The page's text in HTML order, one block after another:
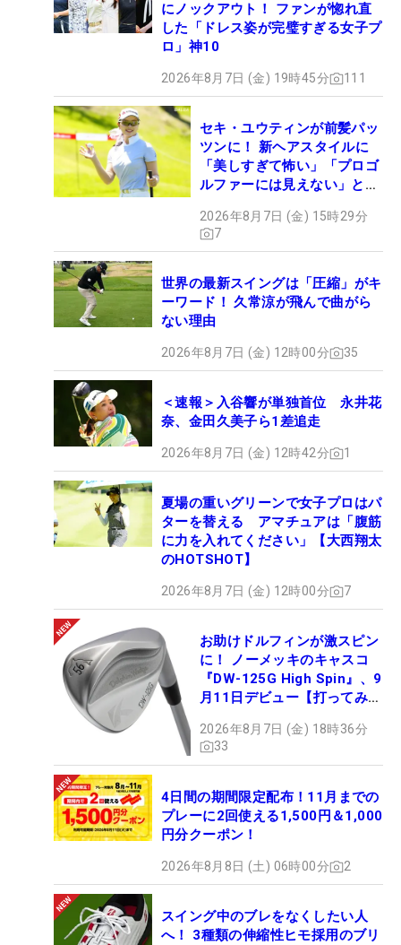
にノックアウト！ ファンが惚れ直
した「ドレス姿が完璧すぎる女子プ
ロ」神10
2026年8月7日 (金) 19時45分 111
セキ・ユウティンが前髪パッ
ツンに！ 新ヘアスタイルに
「美しすぎて怖い」「プロゴ
ルファーには見えない」とコ
2026年8月7日 (金) 15時29分
7
世界の最新スイングは「圧縮」がキ
ーワード！ 久常涼が飛んで曲がら
ない理由
2026年8月7日 (金) 12時00分 35
＜速報＞入谷響が単独首位 永井花
奈、金田久美子ら1差追走
2026年8月7日 (金) 12時42分 1
夏場の重いグリーンで女子プロはパ
ターを替える アマチュアは「腹筋
に力を入れてください」【大西翔太
のHOTSHOT】
2026年8月7日 (金) 12時00分 7
お助けドルフィンが激スピン
に！ ノーメッキのキャスコ
『DW-125G High Spin』、9
月11日デビュー【打ってみ
2026年8月7日 (金) 18時36分
33
4日間の期間限定配布！11月までの
プレーに2回使える1,500円＆1,000
円分クーポン！
2026年8月8日 (土) 06時00分 2
スイング中のブレをなくしたい人
へ！ 3種類の伸縮性ヒモ採用のブリ